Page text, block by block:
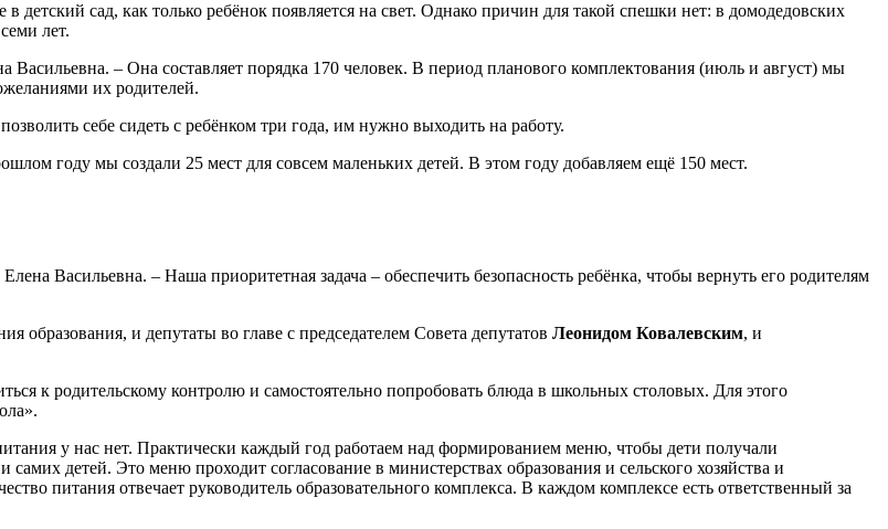
детский сад, как только ребёнок появляется на свет. Однако причин для такой спешки нет: в домодедовских
лет.
Васильевна. – Она составляет порядка 170 человек. В период планового комплектования (июль и август) мы
их родителей.
себе сидеть с ребёнком три года, им нужно выходить на работу.
году мы создали 25 мест для совсем маленьких детей. В этом году добавляем ещё 150 мест.
Васильевна. – Наша приоритетная задача – обеспечить безопасность ребёнка, чтобы вернуть его родителям
образования, и депутаты во главе с председателем Совета депутатов Леонидом Ковалевским, и
к родительскому контролю и самостоятельно попробовать блюда в школьных столовых. Для этого
у нас нет. Практически каждый год работаем над формированием меню, чтобы дети получали
детей. Это меню проходит согласование в министерствах образования и сельского хозяйства и
питания отвечает руководитель образовательного комплекса. В каждом комплексе есть ответственный за